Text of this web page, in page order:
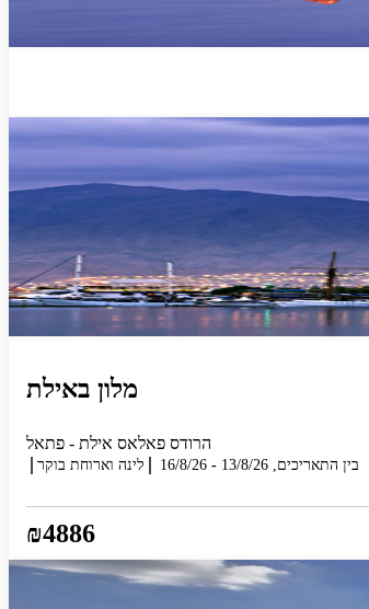
מלון באילת
₪4886
הרודס פאלאס אילת - פתאל
בין התאריכים, -
16/8/26 לינה וארוחת בוקר